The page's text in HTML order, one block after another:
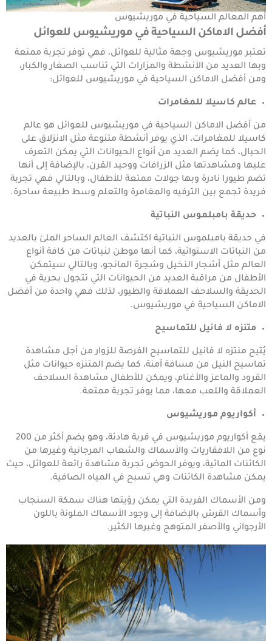
أهم المعالم السياحية في موريشيوس
أفضل الاماكن السياحية في موريشيوس للعوائل
تعتبر موريشيوس وجهة مثالية للعوائل، فهي توفر تجربة ممتعة
وبها العديد من الأنشطة والمزارات التي تناسب الصغار والكبار،
ومن أفضل الاماكن السياحية في موريشيوس للعوائل:
عالم كاسيلا للمغامرات
من أفضل الاماكن السياحية في موريشيوس للعوائل هو عالم
كاسيلا للمغامرات، الذي يوفر أنشطة متنوعة مثل الانزلاق على
الحبال، كما يضم العديد من أنواع الحيوانات التي يمكن التعرف
عليها ومشاهدتها مثل الزرافات ووحيد القرن، بالإضافة إلى أنها
تضم طيورا نادرة وبها جولات ممتعة للأطفال، وبالتالي فهي تجربة
فريدة تجمع بين الترفيه والمغامرة والتعلم وسط طبيعة ساحرة.
حديقة بامبلموس النباتية
في حديقة بامبلموس النباتية اكتشف العالم الساحر الملئ بالعديد
من النباتات الاستوائية، كما أنها موطن لنباتات من كافة أنواع
العالم مثل أشجار النخيل وشجرة المانجو، وبالتالي سيتمكن
الأطفال من مراقبة العديد من الحيوانات التي تتجول بحرية في
الحديقة والسلاحف العملاقة والطيور، لذلك فهي واحدة من أفضل
الاماكن السياحية في موريشيوس.
متنزه لا فانيل للتماسيح
يُتيح منتزه لا فانيل للتماسيح الفرصة للزوار من أجل مشاهدة
تماسيح النيل من مسافة آمنة، كما يضم المتنزه حيوانات مثل
القرود والماعز والأغنام، ويمكن للأطفال مشاهدة السلاحف
العملاقة واللعب معها، مما يوفر تجربة ممتعة.
أكواريوم موريشيوس
يقع أكواريوم موريشيوس في قرية هادئة، وهو يضم أكثر من 200
نوع من اللافقاريات والأسماك والشعاب المرجانية وغيرها من
الكائنات المائية، ويوفر الحوض تجربة مشاهدة رائعة للعوائل، حيث
يمكن مشاهدة الكائنات وهي تسبح في المياه الصافية.
ومن الأسماك الفريدة التي يمكن رؤيتها هناك سمكة السنجاب
وأسماك القرش بالإضافة إلى وجود الأسماك الملونة باللون
الأرجواني والأصفر المتوهج وغيرها الكثير.